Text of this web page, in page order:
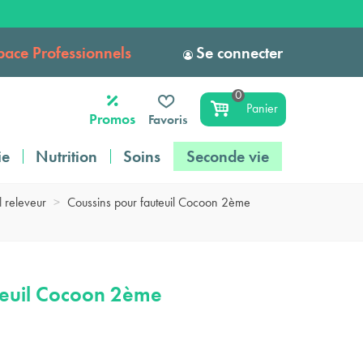
Professionnels Se connecter
Promos Favoris
0
Panier
Nutrition Soins Seconde vie
releveur > Coussins pour fauteuil Cocoon 2ème
Cocoon 2ème